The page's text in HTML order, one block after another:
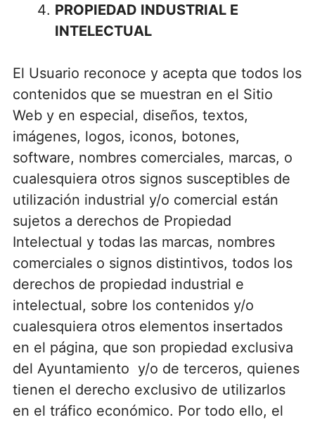
PROPIEDAD INDUSTRIAL E
INTELECTUAL
El Usuario reconoce y acepta que todos los
contenidos que se muestran en el Sitio
Web y en especial, diseños, textos,
imágenes, logos, iconos, botones,
software, nombres comerciales, marcas, o
cualesquiera otros signos susceptibles de
utilización industrial y/o comercial están
sujetos a derechos de Propiedad
Intelectual y todas las marcas, nombres
comerciales o signos distintivos, todos los
derechos de propiedad industrial e
intelectual, sobre los contenidos y/o
cualesquiera otros elementos insertados
en el página, que son propiedad exclusiva
del Ayuntamiento y/o de terceros, quienes
tienen el derecho exclusivo de utilizarlos
en el tráfico económico. Por todo ello, el